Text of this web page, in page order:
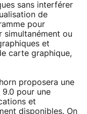
sans interférer
de
pour
simultanément ou
et
carte graphique,
proposera une
9.0 pour une
et
disponibles. On